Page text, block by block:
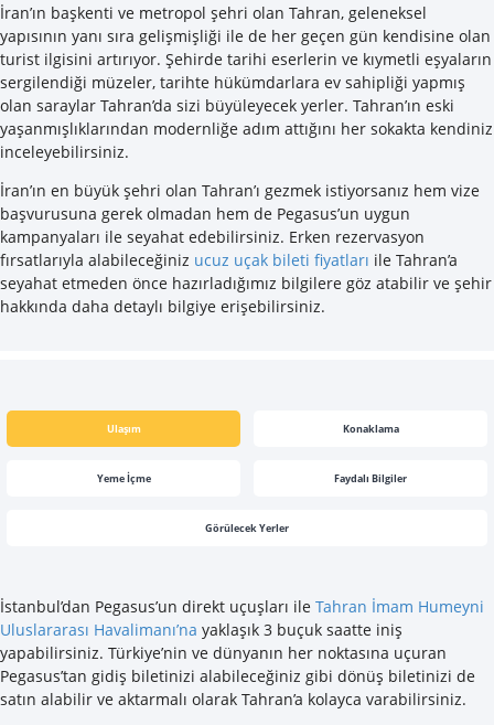
İran’ın başkenti ve metropol şehri olan Tahran, geleneksel
yapısının yanı sıra gelişmişliği ile de her geçen gün kendisine olan
turist ilgisini artırıyor. Şehirde tarihi eserlerin ve kıymetli eşyaların
sergilendiği müzeler, tarihte hükümdarlara ev sahipliği yapmış
olan saraylar Tahran’da sizi büyüleyecek yerler. Tahran’ın eski
yaşanmışlıklarından modernliğe adım attığını her sokakta kendiniz
inceleyebilirsiniz.
İran’ın en büyük şehri olan Tahran’ı gezmek istiyorsanız hem vize
başvurusuna gerek olmadan hem de Pegasus’un uygun
kampanyaları ile seyahat edebilirsiniz. Erken rezervasyon
fırsatlarıyla alabileceğiniz ucuz uçak bileti fiyatları ile Tahran’a
seyahat etmeden önce hazırladığımız bilgilere göz atabilir ve şehir
hakkında daha detaylı bilgiye erişebilirsiniz.
Ulaşım Konaklama
Yeme İçme Faydalı Bilgiler
Görülecek Yerler
İstanbul’dan Pegasus’un direkt uçuşları ile Tahran İmam Humeyni
Uluslararası Havalimanı’na yaklaşık 3 buçuk saatte iniş
yapabilirsiniz. Türkiye’nin ve dünyanın her noktasına uçuran
Pegasus’tan gidiş biletinizi alabileceğiniz gibi dönüş biletinizi de
satın alabilir ve aktarmalı olarak Tahran’a kolayca varabilirsiniz.